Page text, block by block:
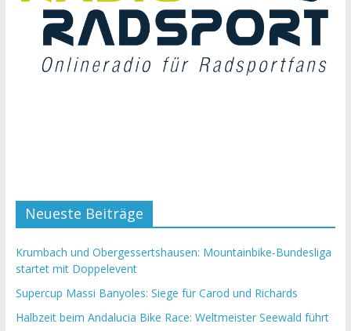
Neueste Beiträge
Krumbach und Obergessertshausen: Mountainbike-Bundesliga
startet mit Doppelevent
Supercup Massi Banyoles: Siege für Carod und Richards
Halbzeit beim Andalucia Bike Race: Weltmeister Seewald führt